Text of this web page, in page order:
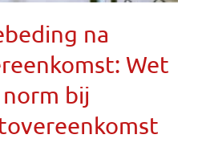
na
Wet
bij